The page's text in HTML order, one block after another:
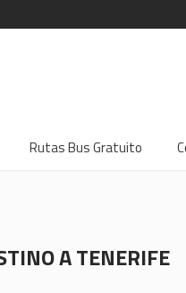
Rutas Bus Gratuito
A TENERIFE